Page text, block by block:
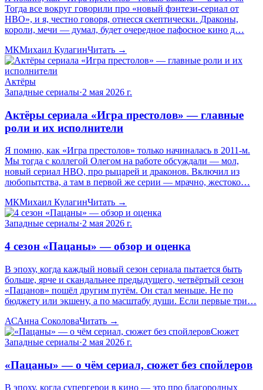
Тогда все вокруг говорили про «новый фэнтези-сериал от
HBO», и я, честно говоря, отнесся скептически. Драконы,
короли, мечи — думал, будет очередное пафосное кино д…
МКМихаил КулагинЧитать →
Актёры
Западные сериалы·2 мая 2026 г.
Актёры сериала «Игра престолов» — главные
роли и их исполнители
Я помню, как «Игра престолов» только начиналась в 2011-м.
Мы тогда с коллегой Олегом на работе обсуждали — мол,
новый сериал HBO, про рыцарей и драконов. Включил из
любопытства, а там в первой же серии — мрачно, жестоко…
МКМихаил КулагинЧитать →
Западные сериалы·2 мая 2026 г.
4 сезон «Пацаны» — обзор и оценка
В эпоху, когда каждый новый сезон сериала пытается быть
больше, ярче и скандальнее предыдущего, четвёртый сезон
«Пацанов» пошёл другим путём. Он стал меньше. Не по
бюджету или экшену, а по масштабу души. Если первые три…
АСАнна СоколоваЧитать →
Сюжет
Западные сериалы·2 мая 2026 г.
«Пацаны» — о чём сериал, сюжет без спойлеров
В эпоху, когда супергерои в кино — это про благородных